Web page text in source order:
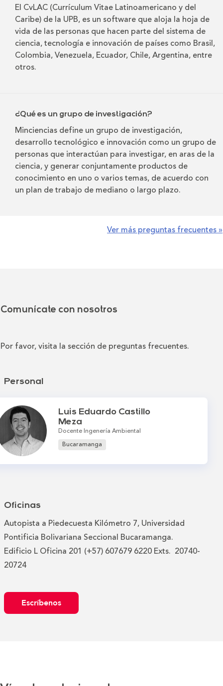
El CvLAC (Currículum Vitae Latinoamericano y del
Caribe) de la UPB, es un software que aloja la hoja de
vida de las personas que hacen parte del sistema de
ciencia, tecnología e innovación de países como Brasil,
Colombia, Venezuela, Ecuador, Chile, Argentina, entre
otros.
¿Qué es un grupo de investigación?
Minciencias define un grupo de investigación,
desarrollo tecnológico e innovación como un grupo de
personas que interactúan para investigar, en aras de la
ciencia, y generar conjuntamente productos de
conocimiento en uno o varios temas, de acuerdo con
un plan de trabajo de mediano o largo plazo.
Ver más preguntas frecuentes »
Comunícate con nosotros
Por favor, visita la sección de preguntas frecuentes.
Personal
Luis Eduardo Castillo
Meza
Docente Ingenería Ambiental
Bucaramanga
Oficinas
Autopista a Piedecuesta Kilómetro 7, Universidad
Pontificia Bolivariana Seccional Bucaramanga.
Edificio L Oficina 201 (+57) 607679 6220 Exts. 20740-
20724
Escríbenos